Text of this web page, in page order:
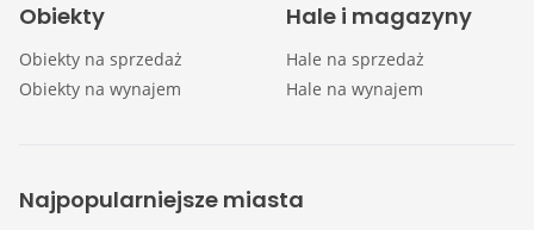
Obiekty
Obiekty na sprzedaż
Obiekty na wynajem
Hale i magazyny
Hale na sprzedaż
Hale na wynajem
Najpopularniejsze miasta